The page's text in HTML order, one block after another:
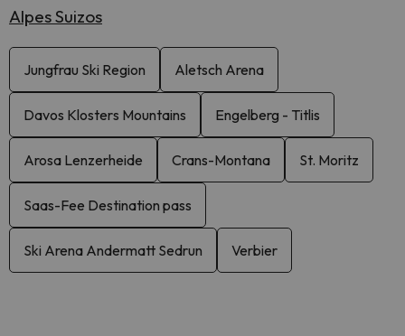
Alpes Suizos
Jungfrau Ski Region Aletsch Arena
Davos Klosters Mountains Engelberg - Titlis
Arosa Lenzerheide Crans-Montana St. Moritz
Saas-Fee Destination pass
Ski Arena Andermatt Sedrun Verbier